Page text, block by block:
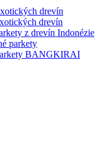
drevín
drevín
z drevín Indonézie
parkety
BANGKIRAI